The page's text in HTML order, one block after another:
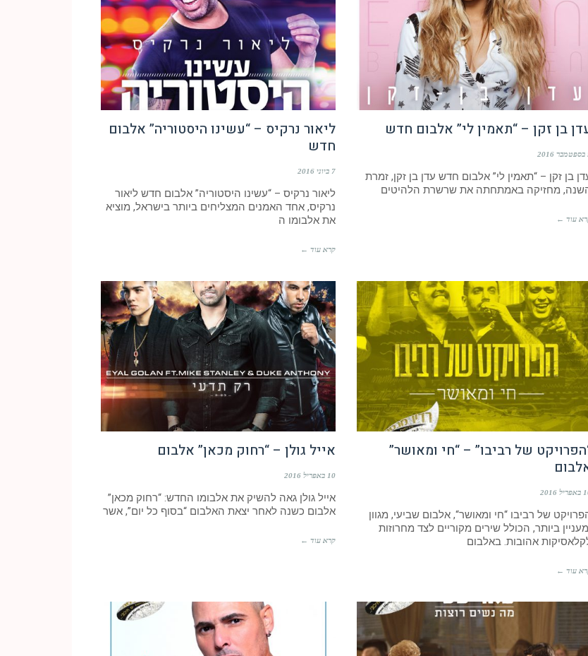
בן זקן – “תאמין לי” אלבום חדש
בן זקן – “תאמין לי” אלבום חדש עדן בן זקן, זמרת
מחזיקה באמתחתה את שרשרת הלהיטים
עוד ←
ליאור נרקיס – “עשינו היסטוריה” אלבום
חדש
7 ביוני 2016
ליאור נרקיס – “עשינו היסטוריה” אלבום חדש ליאור
נרקיס, אחד האמנים המצליחים ביותר בישראל, מוציא
את אלבומו ה
קרא עוד ←
של רביבו” – “חי ומאושר”
2016
של רביבו “חי ומאושר“, אלבום שביעי, מגוון
ביותר, הכולל שירים מקוריים לצד מחרוזות
אהובות. באלבום
עוד ←
אייל גולן – “רחוק מכאן” אלבום
10 באפריל 2016
אייל גולן גאה להשיק את אלבומו החדש: “רחוק מכאן”
אלבום כשנה לאחר יצאת האלבום “בסוף כל יום”, אשר
קרא עוד ←